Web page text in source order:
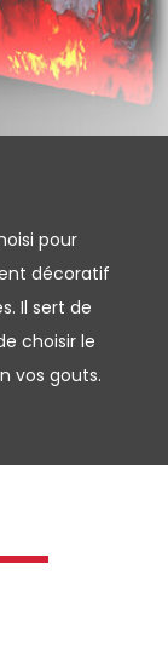
pour
décoratif
Il sert de
choisir le
vos gouts.